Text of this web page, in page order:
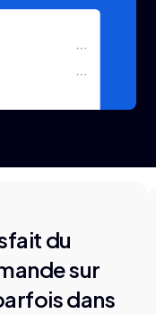
du
sur
dans